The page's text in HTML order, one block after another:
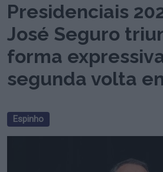
Presidenciais
José Seguro
forma
segunda volta
Espinho